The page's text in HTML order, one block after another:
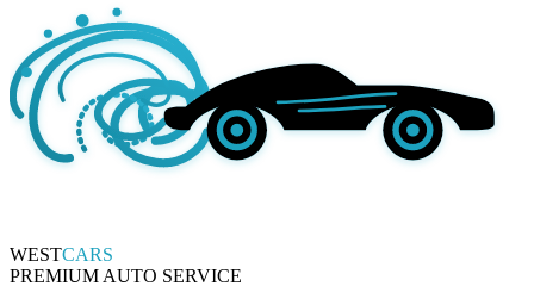
WESTCARS
PREMIUM AUTO SERVICE